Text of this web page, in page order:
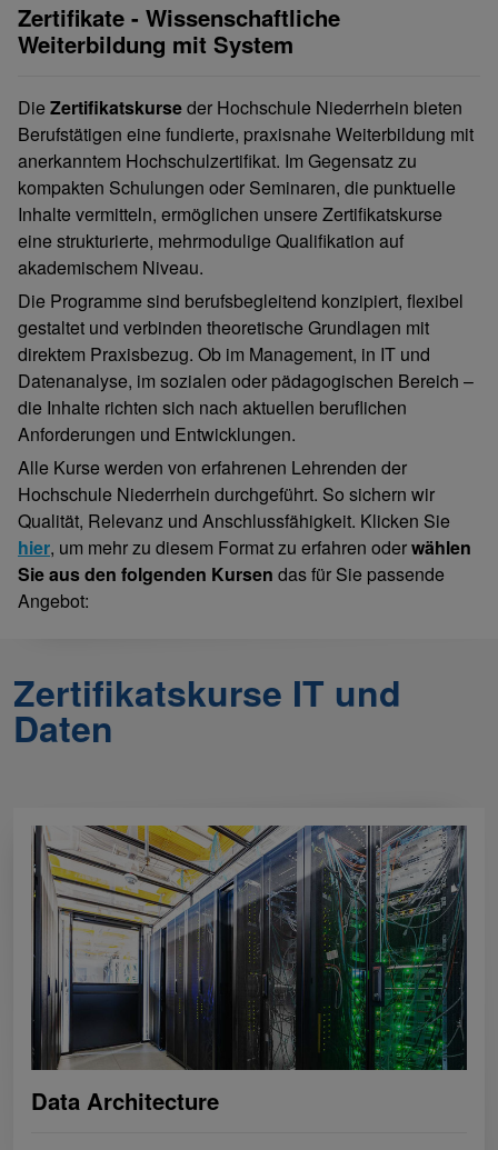
Zertifikate - Wissenschaftliche
Weiterbildung mit System
Die Zertifikatskurseder Hochschule Niederrhein bieten
Berufstätigen eine fundierte, praxisnahe Weiterbildung mit
anerkanntem Hochschulzertifikat. Im Gegensatz zu
kompakten Schulungen oder Seminaren, die punktuelle
Inhalte vermitteln, ermöglichen unsere Zertifikatskurse
eine strukturierte, mehrmodulige Qualifikation auf
akademischem Niveau.
Die Programme sind berufsbegleitend konzipiert, flexibel
gestaltet und verbinden theoretische Grundlagen mit
direktem Praxisbezug. Ob im Management, in IT und
Datenanalyse, im sozialen oder pädagogischen Bereich –
die Inhalte richten sich nach aktuellen beruflichen
Anforderungen und Entwicklungen.
Alle Kurse werden von erfahrenen Lehrenden der
Hochschule Niederrhein durchgeführt. So sichern wir
Qualität, Relevanz und Anschlussfähigkeit. Klicken Sie
hier, um mehr zu diesem Format zu erfahren oderwählen
Sie aus den folgenden Kursen das für Sie passende
Angebot:
Zertifikatskurse IT und
Daten
Data Architecture